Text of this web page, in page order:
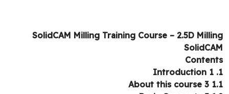
SolidCAM Milling Training Course – 2.5D